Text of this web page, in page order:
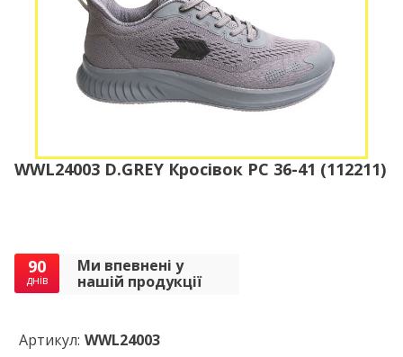
WWL24003 D.GREY Кросівок РС 36-41 (112211)
90
днів
Ми впевнені у
нашій продукції
Артикул: WWL24003